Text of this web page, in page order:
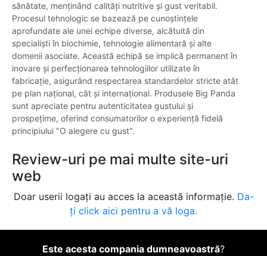
sănătate, menținând calități nutritive și gust veritabil.
Procesul tehnologic se bazează pe cunoștințele
aprofundate ale unei echipe diverse, alcătuită din
specialiști în biochimie, tehnologie alimentară și alte
domenii asociate. Această echipă se implică permanent în
inovare și perfecționarea tehnologiilor utilizate în
fabricație, asigurând respectarea standardelor stricte atât
pe plan național, cât și internațional. Produsele Big Panda
sunt apreciate pentru autenticitatea gustului și
prospețime, oferind consumatorilor o experiență fidelă
principiului "O alegere cu gust".
Review-uri pe mai multe site-uri
web
Doar userii logați au acces la această informație. Da-
ți click aici pentru a vă loga.
Este acesta compania dumneavoastră?